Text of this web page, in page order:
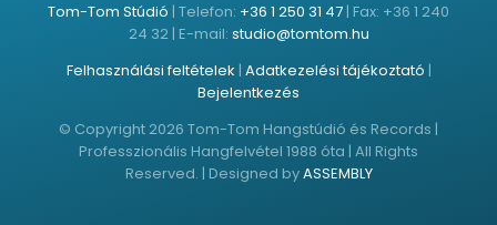
Tom-Tom Stúdió | Telefon: +36 1 250 31 47 | Fax: +36 1 240
24 32 | E-mail: studio@tomtom.hu
Felhasználási feltételek | Adatkezelési tájékoztató |
Bejelentkezés
© Copyright 2026 Tom-Tom Hangstúdió és Records |
Professzionális Hangfelvétel 1988 óta | All Rights
Reserved. | Designed byASSEMBLY